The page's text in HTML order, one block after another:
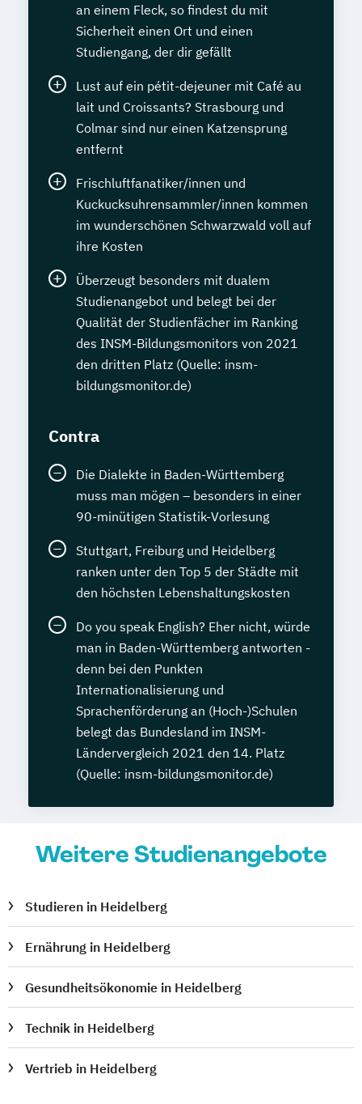
an einem Fleck, so findest du mit
Sicherheit einen Ort und einen
Studiengang, der dir gefällt
Lust auf ein pétit-dejeuner mit Café au
lait und Croissants? Strasbourg und
Colmar sind nur einen Katzensprung
entfernt
Frischluftfanatiker/innen und
Kuckucksuhrensammler/innen kommen
im wunderschönen Schwarzwald voll auf
ihre Kosten
Überzeugt besonders mit dualem
Studienangebot und belegt bei der
Qualität der Studienfächer im Ranking
des INSM-Bildungsmonitors von 2021
den dritten Platz (Quelle: insm-
bildungsmonitor.de)
Contra
Die Dialekte in Baden-Württemberg
muss man mögen – besonders in einer
90-minütigen Statistik-Vorlesung
Stuttgart, Freiburg und Heidelberg
ranken unter den Top 5 der Städte mit
den höchsten Lebenshaltungskosten
Do you speak English? Eher nicht, würde
man in Baden-Württemberg antworten -
denn bei den Punkten
Internationalisierung und
Sprachenförderung an (Hoch-)Schulen
belegt das Bundesland im INSM-
Ländervergleich 2021 den 14. Platz
(Quelle: insm-bildungsmonitor.de)
Weitere Studienangebote
Studieren in Heidelberg
Ernährung in Heidelberg
Gesundheitsökonomie in Heidelberg
Technik in Heidelberg
Vertrieb in Heidelberg